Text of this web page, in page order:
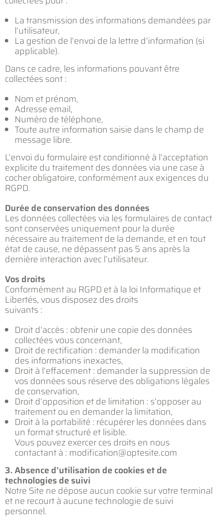
La transmission des informations demandées par
l’utilisateur,
La gestion de l’envoi de la lettre d’information (si
applicable).
Dans ce cadre, les informations pouvant être
collectées sont :
Nom et prénom,
Adresse email,
Numéro de téléphone,
Toute autre information saisie dans le champ de
message libre.
L’envoi du formulaire est conditionné à l’acceptation
explicite du traitement des données via une case à
cocher obligatoire, conformément aux exigences du
RGPD.
Durée de conservation des données
Les données collectées via les formulaires de contact
sont conservées uniquement pour la durée
nécessaire au traitement de la demande, et en tout
état de cause, ne dépassent pas 5 ans après la
dernière interaction avec l’utilisateur.
Vos droits
Conformément au RGPD et à la loi Informatique et
Libertés, vous disposez des droits
suivants :
Droit d’accès : obtenir une copie des données
collectées vous concernant,
Droit de rectification : demander la modification
des informations inexactes,
Droit à l’effacement : demander la suppression de
vos données sous réserve des obligations légales
de conservation,
Droit d’opposition et de limitation : s’opposer au
traitement ou en demander la limitation,
Droit à la portabilité : récupérer les données dans
un format structuré et lisible.
Vous pouvez exercer ces droits en nous
contactant à : modification@optesite.com
3. Absence d’utilisation de cookies et de
technologies de suivi
Notre Site ne dépose aucun cookie sur votre terminal
et ne recourt à aucune technologie de suivi
personnel.